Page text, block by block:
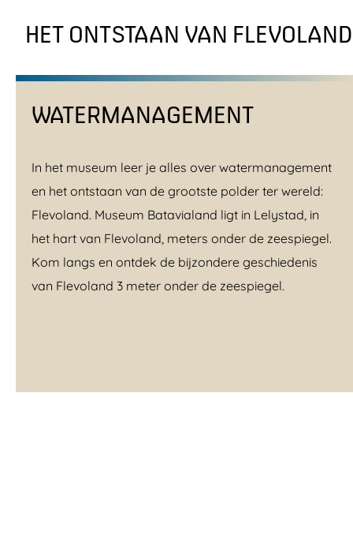
HET ONTSTAAN VAN FLEVOLAND
WATERMANAGEMENT
In het museum leer je alles over watermanagement
en het ontstaan van de grootste polder ter wereld:
Flevoland. Museum Batavialand ligt in Lelystad, in
het hart van Flevoland, meters onder de zeespiegel.
Kom langs en ontdek de bijzondere geschiedenis
van Flevoland 3 meter onder de zeespiegel.